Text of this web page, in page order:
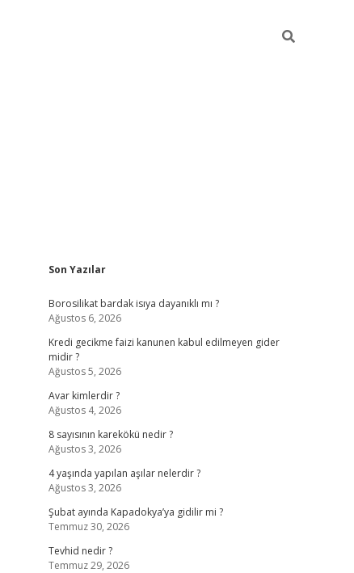
Sidebar
Son Yazılar
Borosilikat bardak isıya dayanıklı mı ?
Ağustos 6, 2026
Kredi gecikme faizi kanunen kabul edilmeyen gider
midir ?
Ağustos 5, 2026
Avar kimlerdir ?
Ağustos 4, 2026
8 sayısının karekökü nedir ?
Ağustos 3, 2026
4 yaşında yapılan aşılar nelerdir ?
Ağustos 3, 2026
Şubat ayında Kapadokya’ya gidilir mi ?
Temmuz 30, 2026
Tevhid nedir ?
Temmuz 29, 2026